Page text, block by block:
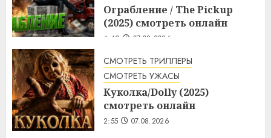
Ограбление / The Pickup
(2025) смотреть онлайн
4:49 07.08.2026
СМОТРЕТЬ ТРИЛЛЕРЫ
СМОТРЕТЬ УЖАСЫ
Куколка/Dolly (2025)
смотреть онлайн
2:55 07.08.2026